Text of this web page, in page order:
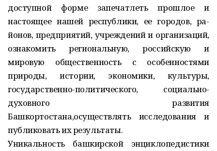
доступной форме запечатлеть прошлое и
настоящее нашей республики, ее городов, ра­
йонов, предприятий, учреждений и организаций,
ознакомить региональную, российскую и
мировую общественность с особенностями
природы, истории, экономики, культуры,
государственно-политического, социально-
духовного развития
Башкортостана,осуществлять исследования и
публиковать их результаты.
Уникальность башкирской энциклопедистики